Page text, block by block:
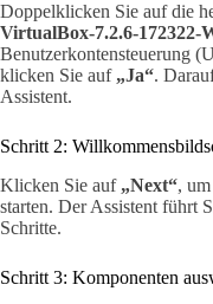
Doppelklicken Sie auf die
VirtualBox-7.2.6-172322-
Benutzerkontensteuerung
klicken Sie auf „Ja“.
Assistent.
Schritt 2:
Klicken Sie auf „Next“,
starten. Der Assistent führt
Schritte.
Schritt 3: Komponenten